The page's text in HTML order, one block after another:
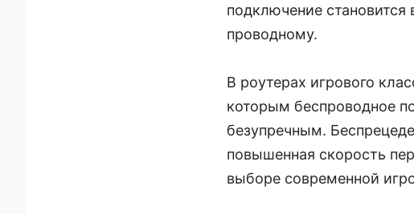
подключение становится
проводному.
В роутерах игрового
которым беспроводное
безупречным.
повышенная скорость
выборе современной